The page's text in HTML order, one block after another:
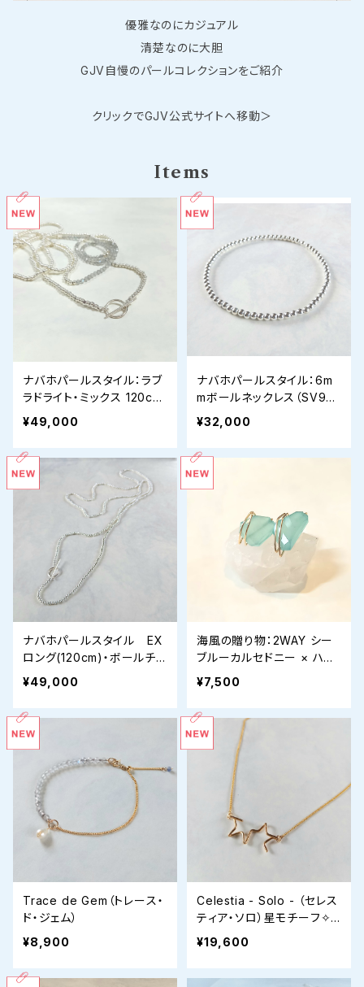
優雅なのにカジュアル
清楚なのに大胆
GJV自慢のパールコレクションをご紹介
クリックでGJV公式サイトへ移動＞
Items
ナバホパールスタイル：ラブ
ラドライト・ミックス 120cm
マルチウェイネックレス（SV
925）
¥49,000
ナバホパールスタイル：6m
mボールネックレス（SV92
5/40cm） 〜ストレスフリー
な「マグネット・ユニバーサ
ルデザイン」〜
¥32,000
ナバホパールスタイル EX
ロング(120cm)・ボールチェ
ーンネックレスSV925：3m
¥49,000
海風の贈り物：2WAY シー
ブルーカルセドニー × ハー
キマーダイヤモンド・ピアス
チャームセット
¥7,500
Trace de Gem（トレース・
ド・ジェム）
¥8,900
Celestia - Solo - （セレス
ティア・ソロ）星モチーフ✧
スライドアジャスターネック
レス
¥19,600